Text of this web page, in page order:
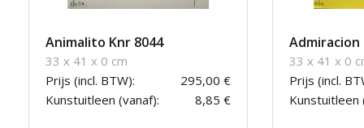
Animalito Knr 8044
33 x 41 x 0 cm
Prijs (incl. BTW):
295,00 €
Kunstuitleen (vanaf):
8,85 €
Admiracion
33 x 41 x 0
Prijs (incl.
Kunstuitleen